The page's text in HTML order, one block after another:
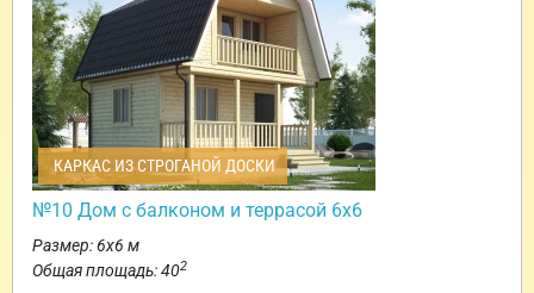
КАРКАС ИЗ СТРОГАНОЙ ДОСКИ
№10 Дом с балконом и террасой 6х6
Размер: 6х6 м
Общая площадь: 402